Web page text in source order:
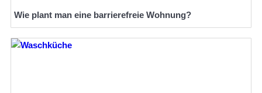
Wie plant man eine barrierefreie Wohnung?